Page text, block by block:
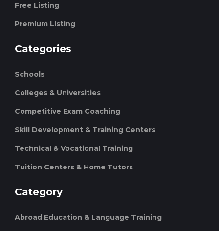
Free Listing
Premium Listing
Categories
Schools
Colleges & Universities
Competitive Exam Coaching
Skill Development & Training Centers
Technical & Vocational Training
Tuition Centers & Home Tutors
Category
Abroad Education & Language Training